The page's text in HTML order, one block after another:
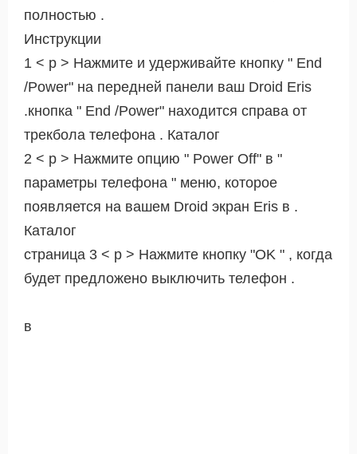
полностью .
Инструкции
1 < р > Нажмите и удерживайте кнопку " End
/Power" на передней панели ваш Droid Eris
.кнопка " End /Power" находится справа от
трекбола телефона . Каталог
2 < р > Нажмите опцию " Power Off" в "
параметры телефона " меню, которое
появляется на вашем Droid экран Eris в .
Каталог
страница 3 < р > Нажмите кнопку "OK " , когда
будет предложено выключить телефон .
в